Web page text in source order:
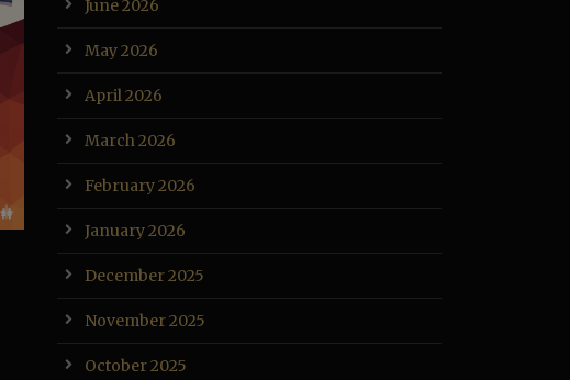
June 2026
May 2026
April 2026
March 2026
February 2026
January 2026
December 2025
November 2025
October 2025